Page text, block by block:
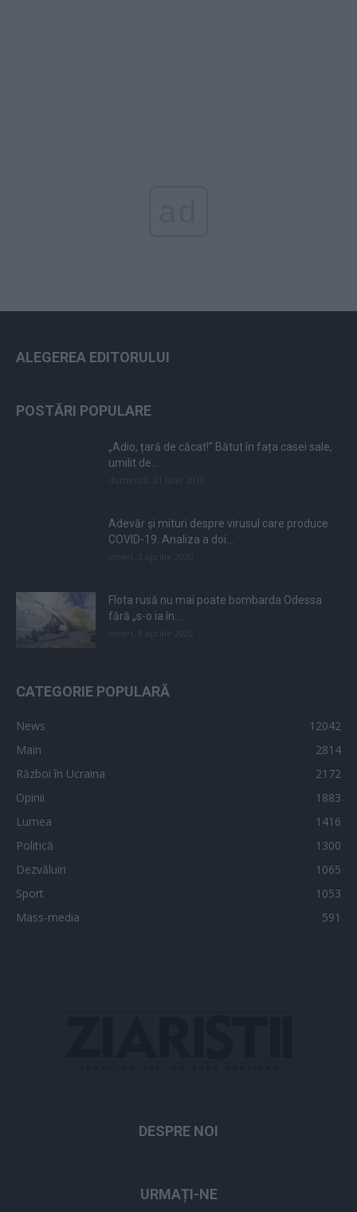
ALEGEREA EDITORULUI
POSTĂRI POPULARE
„Adio, țară de căcat!” Bătut în fața casei sale,
umilit de...
Adevăr și mituri despre virusul care produce
COVID-19. Analiza a doi...
Flota rusă nu mai poate bombarda Odessa
fără „s-o ia în...
CATEGORIE POPULARĂ
News
12042
Main
2814
Război în Ucraina
2172
Opinii
1883
Lumea
1416
Politică
1300
Dezvăluiri
1065
Sport
1053
Mass-media
591
DESPRE NOI
URMAȚI-NE